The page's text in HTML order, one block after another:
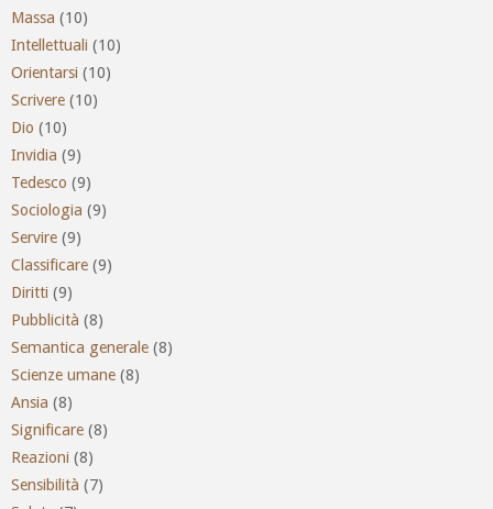
Massa (10)
Intellettuali (10)
Orientarsi (10)
Scrivere (10)
Dio (10)
Invidia (9)
Tedesco (9)
Sociologia (9)
Servire (9)
Classificare (9)
Diritti (9)
Pubblicità (8)
Semantica generale (8)
Scienze umane (8)
Ansia (8)
Significare (8)
Reazioni (8)
Sensibilità (7)